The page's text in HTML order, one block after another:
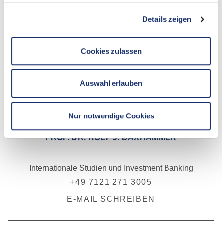
Details zeigen
Cookies zulassen
Auswahl erlauben
Nur notwendige Cookies
PROF. DR. ROLF J. DAXHAMMER
Internationale Studien und Investment Banking
+49 7121 271 3005
E-MAIL SCHREIBEN